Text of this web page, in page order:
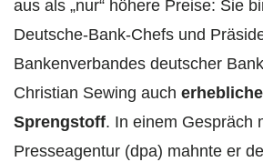
aus als „nur“ höhere Preise: Sie
Deutsche-Bank-Chefs und
Bankenverbandes deutscher
Christian Sewing auch
Sprengstoff. In einem Gespräch
Presseagentur (dpa) mahnte er